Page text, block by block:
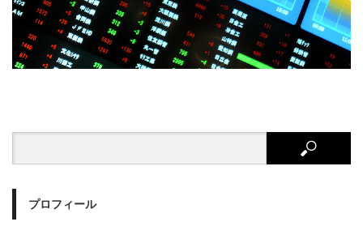
プロフィール